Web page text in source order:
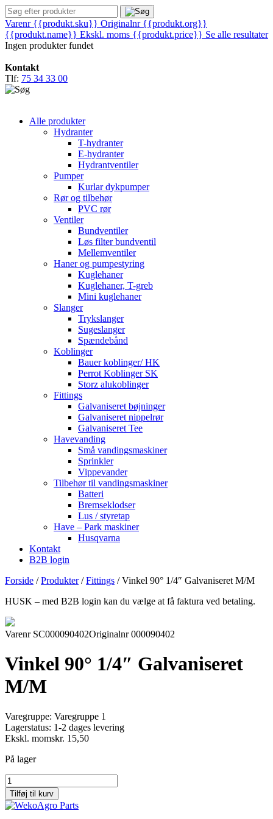
Varenr {{produkt.sku}} Originalnr {{produkt.org}}
{{produkt.name}} Ekskl. moms {{produkt.price}} Se alle resultater
Ingen produkter fundet
Kontakt
Tlf: 75 34 33 00
Alle produkter
Hydranter
T-hydranter
E-hydranter
Hydrantventiler
Pumper
Kurlar dykpumper
Rør og tilbehør
PVC rør
Ventiler
Bundventiler
Løs filter bundventil
Mellemventiler
Haner og pumpestyring
Kuglehaner
Kuglehaner, T-greb
Mini kuglehaner
Slanger
Trykslanger
Sugeslanger
Spændebånd
Koblinger
Bauer koblinger/ HK
Perrot Koblinger SK
Storz alukoblinger
Fittings
Galvaniseret bøjninger
Galvaniseret nippelrør
Galvaniseret Tee
Havevanding
Små vandingsmaskiner
Sprinkler
Vippevander
Tilbehør til vandingsmaskiner
Batteri
Bremseklodser
Lus / styretap
Have – Park maskiner
Husqvarna
Kontakt
B2B login
Forside /Produkter/Fittings /Vinkel 90° 1/4″ Galvaniseret M/M
HUSK – med B2B login kan du vælge at få faktura ved betaling.
Varenr SC000090402Originalnr 000090402
Vinkel 90° 1/4″ Galvaniseret
M/M
Varegruppe: Varegruppe 1
Lagerstatus: 1-2 dages levering
Ekskl. momskr. 15,50
På lager
Vinkel
90°
1/4"
Galvaniseret
Tilføj til kurv